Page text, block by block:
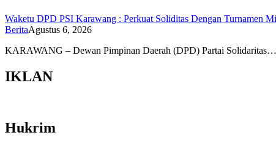
Waketu DPD PSI Karawang : Perkuat Soliditas Dengan Turnamen
BeritaAgustus 6, 2026
KARAWANG – Dewan Pimpinan Daerah (DPD) Partai Solidaritas…
IKLAN
Hukrim